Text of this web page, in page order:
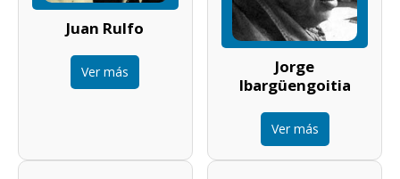
Juan Rulfo
Ver más
Jorge
Ibargüengoitia
Ver más